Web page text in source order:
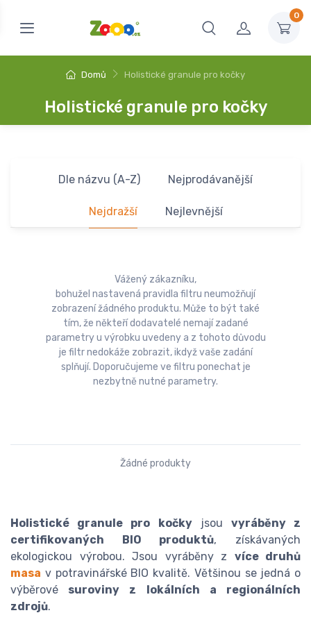
0
Domů Holistické granule pro kočky
Holistické granule pro kočky
Dle názvu (A-Z) Nejprodávanější
Nejdražší Nejlevnější
Vážený zákazníku,
bohužel nastavená pravidla filtru neumožňují
zobrazení žádného produktu. Může to být také
tím, že někteří dodavatelé nemají zadané
parametry u výrobku uvedeny a z tohoto důvodu
je filtr nedokáže zobrazit, ikdyž vaše zadání
splňují. Doporučujeme ve filtru ponechat je
nezbytně nutné parametry.
Žádné produkty
Holistické granule pro kočkyjsou vyráběny z
certifikovaných BIO produktů, získávaných
ekologickou výrobou. Jsou vyráběny z více druhů
masa v potravinářské BIO kvalitě. Většinou se jedná o
výběrové suroviny z lokálních a regionálních
zdrojů.